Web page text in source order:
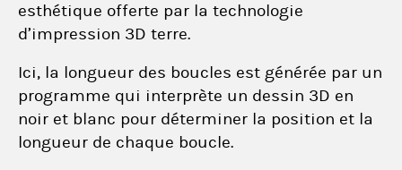
esthétique offerte par la technologie
d’impression 3D terre.
Ici, la longueur des boucles est générée par un
programme qui interprète un dessin 3D en
noir et blanc pour déterminer la position et la
longueur de chaque boucle.